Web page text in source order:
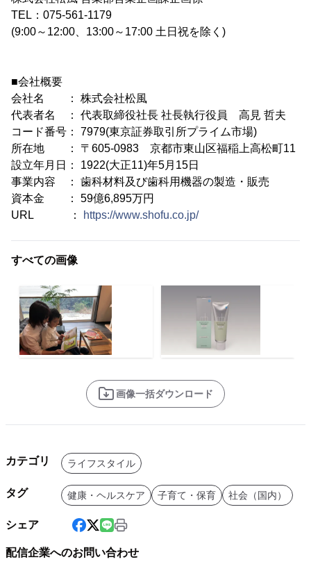
TEL：075-561-1179
(9:00～12:00、13:00～17:00 土日祝を除く)
■会社概要
会社名 ： 株式会社松風
代表者名 ： 代表取締役社長 社長執行役員 高見 哲夫
コード番号： 7979(東京証券取引所プライム市場)
所在地 ： 〒605-0983 京都市東山区福稲上高松町11
設立年月日： 1922(大正11)年5月15日
事業内容 ： 歯科材料及び歯科用機器の製造・販売
資本金 ： 59億6,895万円
URL ：
https://www.shofu.co.jp/
すべての画像
画像一括ダウンロード
カテゴリ ライフスタイル
タグ 健康・ヘルスケア 子育て・保育 社会（国内）
シェア
配信企業へのお問い合わせ